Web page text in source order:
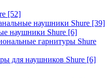
[52]
наушники Shure [39]
наушники Shure [6]
гарнитуры Shure
для наушников Shure [6]